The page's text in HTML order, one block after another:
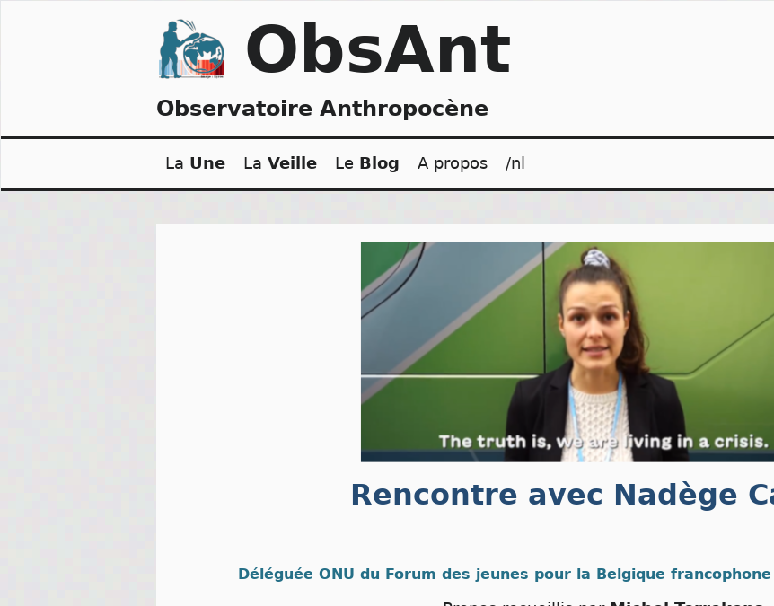
ObsAnt
Observatoire Anthropocène
La Une La Veille Le Blog A propos /nl
Rencontre avec Nadège
Déléguée ONU du Forum des jeunes pour la Belgique